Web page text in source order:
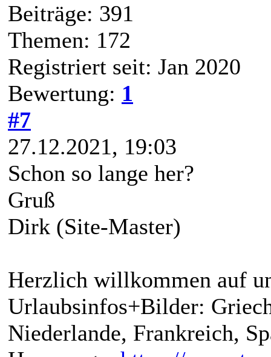
Beiträge: 391
Themen: 172
Registriert seit: Jan 2020
Bewertung: 1
#7
27.12.2021, 19:03
Schon so lange her?
Gruß
Dirk (Site-Master)
Herzlich willkommen auf
Urlaubsinfos+Bilder:
Niederlande, Frankreich,